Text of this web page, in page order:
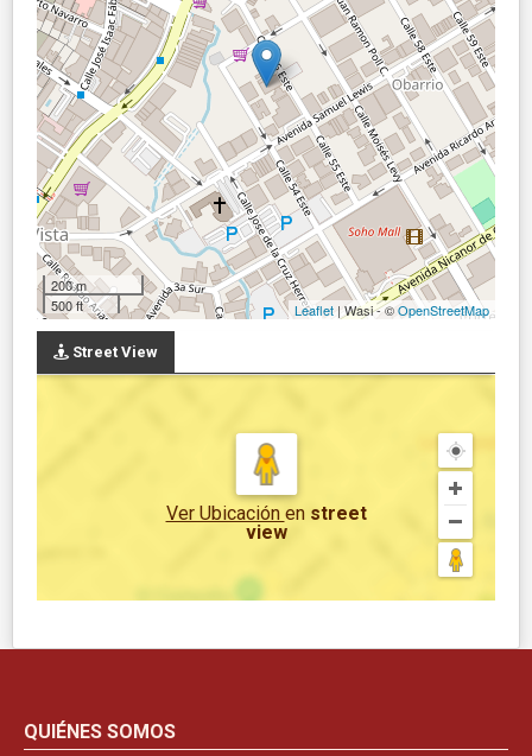
200 m
500 ft
Leaflet | Wasi - ©OpenStreetMap
Street View
Ver Ubicación en street
view
QUIÉNES SOMOS